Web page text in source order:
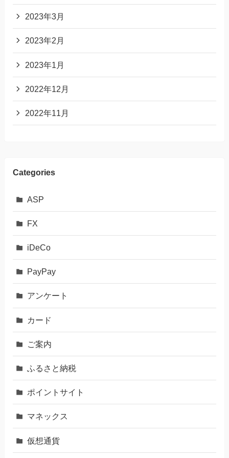
2023年3月
2023年2月
2023年1月
2022年12月
2022年11月
Categories
ASP
FX
iDeCo
PayPay
アンケート
カード
ご案内
ふるさと納税
ポイントサイト
マネックス
仮想通貨